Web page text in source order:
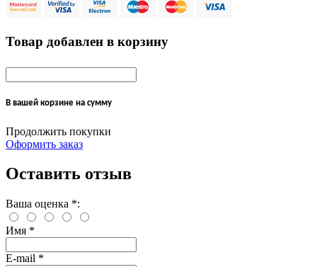
Товар добавлен в корзину
В вашей корзине на сумму
Продолжить покупки
Оформить заказ
Оставить отзыв
Ваша оценка *:
Имя *
E-mail *